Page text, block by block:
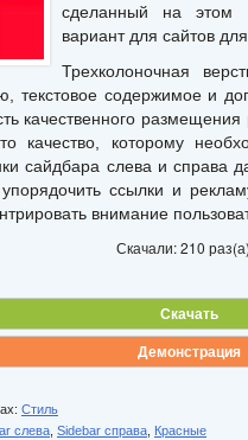
сделанный на этом
вариант для сайтов
Трехколоночная
текстовое содержимое и
качественного
качество, которому
сайдбара слева и справа
ссылки и
внимание
Скачали: 210 раз(а)
Скачать
Демонстрация
Стиль
слева Sidebar справа Красные